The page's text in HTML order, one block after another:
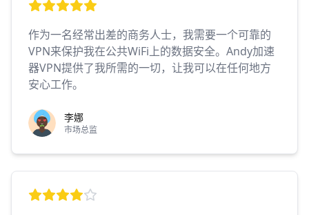
作为一名经常出差的商务人士，我需要一个可靠的
VPN来保护我在公共WiFi上的数据安全。Andy加速
器VPN提供了我所需的一切，让我可以在任何地方
安心工作。
李娜
市场总监